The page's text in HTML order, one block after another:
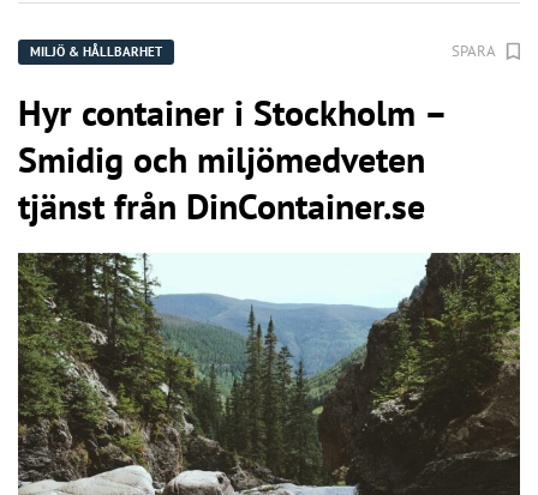
MILJÖ & HÅLLBARHET SPARA
Hyr container i Stockholm –
Smidig och miljömedveten
tjänst från DinContainer.se